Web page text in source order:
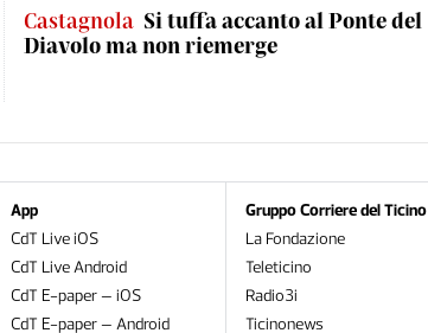
Castagnola Si tuffa accanto al Ponte del
Diavolo ma non riemerge
App
CdT Live iOS
CdT Live Android
CdT E-paper – iOS
CdT E-paper – Android
Gruppo Corriere del Ticino
La Fondazione
Teleticino
Radio3i
Ticinonews